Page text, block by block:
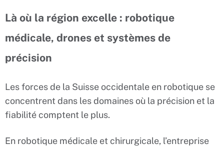
Là où la région excelle : robotique
médicale, drones et systèmes de
précision
Les forces de la Suisse occidentale en robotique se
concentrent dans les domaines où la précision et la
fiabilité comptent le plus.
En robotique médicale et chirurgicale, l’entreprise